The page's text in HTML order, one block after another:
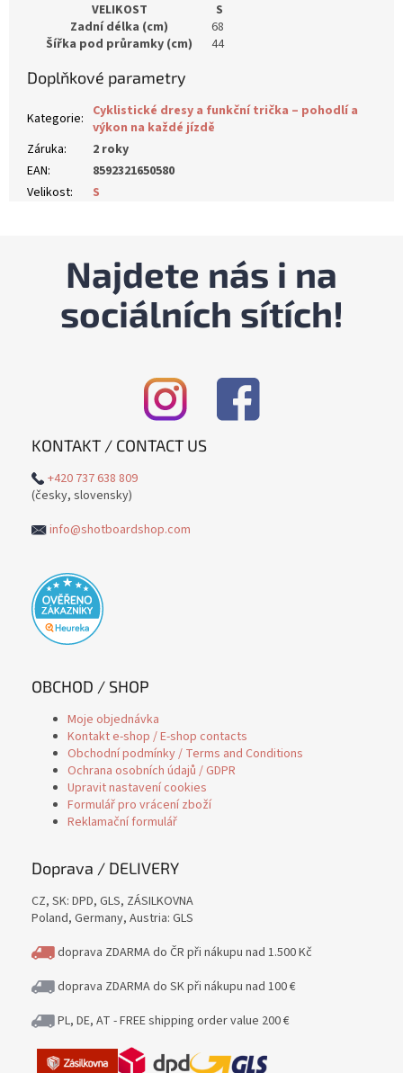
VELIKOST
S
Zadní délka (cm)
68
Šířka pod průramky (cm)
44
Doplňkové parametry
Kategorie: Cyklistické dresy a funkční trička – pohodlí a
výkon na každé jízdě
Záruka:
2 roky
EAN:
8592321650580
Velikost: S
Najdete nás i na
sociálních sítích!
KONTAKT / CONTACT US
+420 737 638 809
(česky, slovensky)
info@shotboardshop.com
OBCHOD / SHOP
Moje objednávka
Kontakt e-shop / E-shop contacts
Obchodní podmínky / Terms and Conditions
Ochrana osobních údajů / GDPR
Upravit nastavení cookies
Formulář pro vrácení zboží
Reklamační formulář
Doprava / DELIVERY
CZ, SK: DPD, GLS, ZÁSILKOVNA
Poland, Germany, Austria: GLS
doprava ZDARMA do ČR při nákupu nad 1.500 Kč
doprava ZDARMA do SK při nákupu nad 100 €
PL, DE, AT - FREE shipping order value 200 €